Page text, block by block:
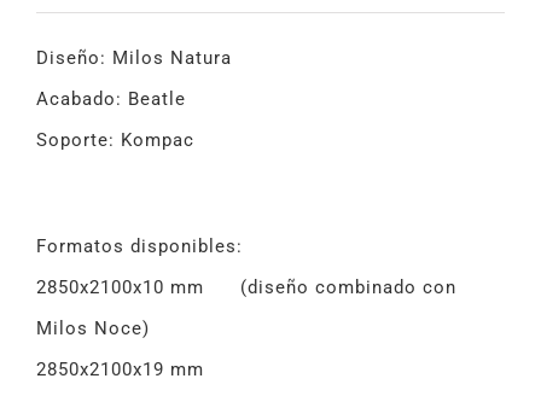
Diseño: Milos Natura
Acabado: Beatle
Soporte: Kompac
Formatos disponibles:
2850x2100x10 mm (diseño combinado con
Milos Noce)
2850x2100x19 mm